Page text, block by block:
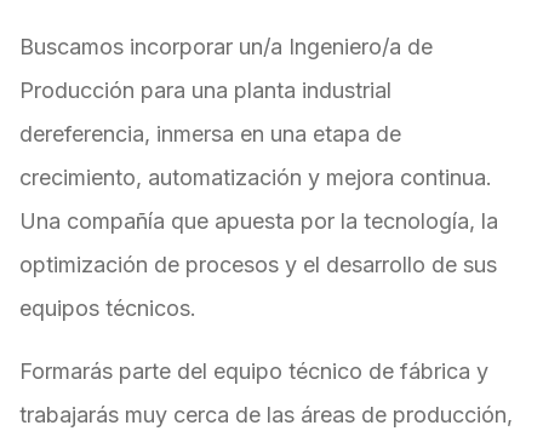
Buscamos incorporar un/a Ingeniero/a de
Producción para una planta industrial
dereferencia, inmersa en una etapa de
crecimiento, automatización y mejora continua.
Una compañía que apuesta por la tecnología, la
optimización de procesos y el desarrollo de sus
equipos técnicos.
Formarás parte del equipo técnico de fábrica y
trabajarás muy cerca de las áreas de producción,